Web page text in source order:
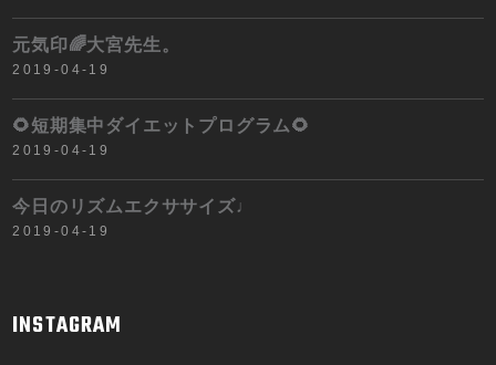
元気印🌈大宮先生。
2019-04-19
🌻短期集中ダイエットプログラム🌻
2019-04-19
今日のリズムエクササイズ♩
2019-04-19
INSTAGRAM